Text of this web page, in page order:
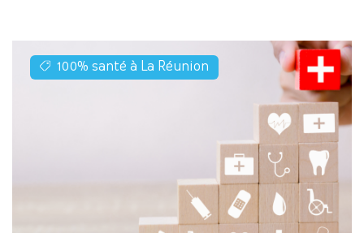
100% santé à La Réunion